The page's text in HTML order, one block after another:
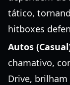
tático,
hitboxes
Autos
chamativo,
Drive,